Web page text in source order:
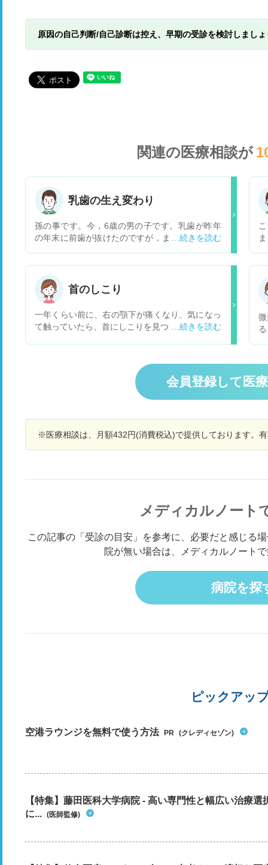
原因の自己判断/自己診断は控え、早期の受診を検討しましょ
関連の医療相談が
乳歯の生え変わり
孫の事です。今，6歳の男の子です。乳歯が昨年
の年末に前歯が抜けたのですが，まだ生えてきま
た，口呼吸の子供ですが，治す方法を教えてほし
いです。 首のしこり
一年くらい前に、右の顎下が痛くなり、気になっ
て触っていたら、首にしこりを見つけました。 耳
ツルしている。痛くなったり大きくなったら、血
液検査をするので来るようにと言われて、一年が
たち、気にしていながらも、大きくなっていない
ようなので、様子を見ていました。 今も、おそら
て、2ヶ月前に右の耳下腺、顎下腺が腫れたの
で、耳鼻咽喉科にいったら、舌扁桃の膿栓を取っ
右の舌下の所が痛みはないのですが、舌触りが他
歯で軽く噛んだ後に舌で触ると、その場所の味？
が違うような感じです。うまく表現できないので
すが…。 気になっているのは、右喉あたりにある
シコリ は、悪性でないかどうか、また、CTを撮
れば、色々わかるのか…血液検査をすればわかる
原因なのではないか、悪性ならどうしよう。と凄
く恐いです。 どうぞ宜しくお願いします。
4
2
会員登録して医
※医療相談は、月額432円(消費税込)で提供しております。
メディカルノート
この記事の「受診の目安」を参考に、必要だと感じる
院が無い場合は、メディカルノート
病院を探
ピックアッ
空港ラウンジを無料で使う方法 PR (クレディセゾン)
【特集】藤田医科大学病院 - 高い専門性と幅広い治療
に... (医師監修)